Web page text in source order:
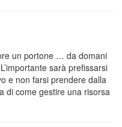
un portone … da domani
sarà prefissarsi
e non farsi prendere dalla
di come gestire una risorsa